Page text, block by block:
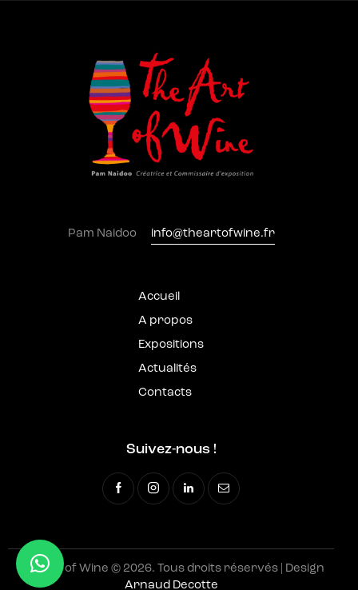
Pam Naidoo info@theartofwine.fr
Accueil
A propos
Expositions
Actualités
Contacts
Suivez-nous !
The Art of Wine © 2026. Tous droits réservés | Design
Arnaud Decotte